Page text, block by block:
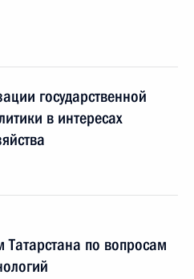
государственной
в интересах
Татарстана по вопросам